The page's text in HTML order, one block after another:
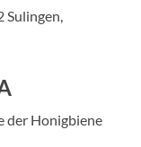
Sulingen,
der Honigbiene